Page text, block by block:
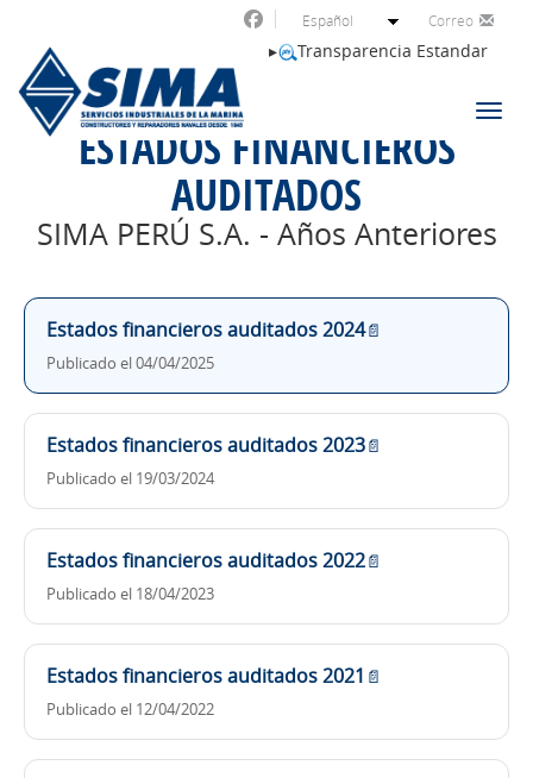
Correo
Transparencia Estandar
ESTADOS FINANCIEROS
AUDITADOS
SIMA PERÚ S.A. - Años Anteriores
Estados financieros auditados 2024📄
Publicado el 04/04/2025
Estados financieros auditados 2023📄
Publicado el 19/03/2024
Estados financieros auditados 2022📄
Publicado el 18/04/2023
Estados financieros auditados 2021 📄
Publicado el 12/04/2022